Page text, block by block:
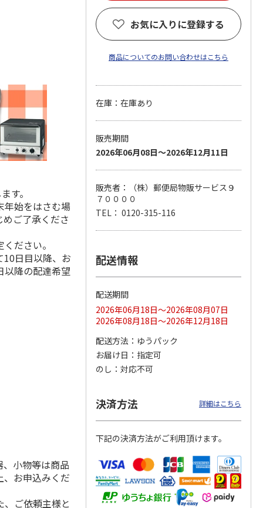
ドジャース 大谷翔
平 日本人最多53試
合連続出塁記念 シ
ル…
17,000円
(送料・税込)
谷翔平 2026 NL 3・
4月投手…
す。
始をはさむ場
ご了承くださ
ださい。
日目以降、お
以降の配達希望
小物等は商品
お申込みくだ
ご依頼主様と
お気に入りに登録する
商品についてのお問い合わせはこちら
在庫：在庫あり
販売期間
2026年06月08日～2026年12月11日
販売者：（株）郵便局物販サービス９
７００００
TEL： 0120-315-116
配送情報
配送期間
2026年06月18日～2026年08月07日
2026年08月18日～2026年12月18日
配送方法
ゆうパック
お届け日
指定可
のし
対応不可
決済方法 詳細はこちら
下記の決済方法がご利用頂けます。